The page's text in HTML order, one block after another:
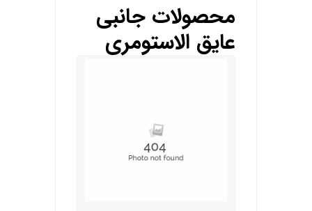
محصولات جانبی
عایق الاستومری